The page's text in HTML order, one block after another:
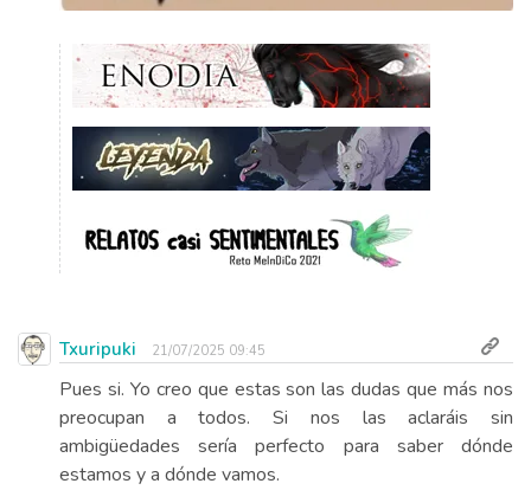
Txuripuki 21/07/2025 09:45
Pues si. Yo creo que estas son las dudas que más nos
preocupan a todos. Si nos las aclaráis sin
ambigüedades sería perfecto para saber dónde
estamos y a dónde vamos.